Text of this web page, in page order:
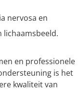
nervosa en
en professionele
is het
kwaliteit van